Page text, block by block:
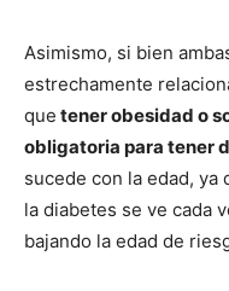
Asimismo, si bien
estrechamente
que tener obesidad o
obligatoria para tener
sucede con la edad,
la diabetes se ve cada
bajando la edad de